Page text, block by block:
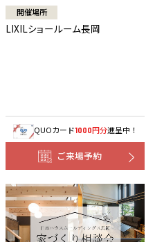
開催場所
LIXILショールーム長岡
QUOカード1000円分進呈中！
ご来場予約